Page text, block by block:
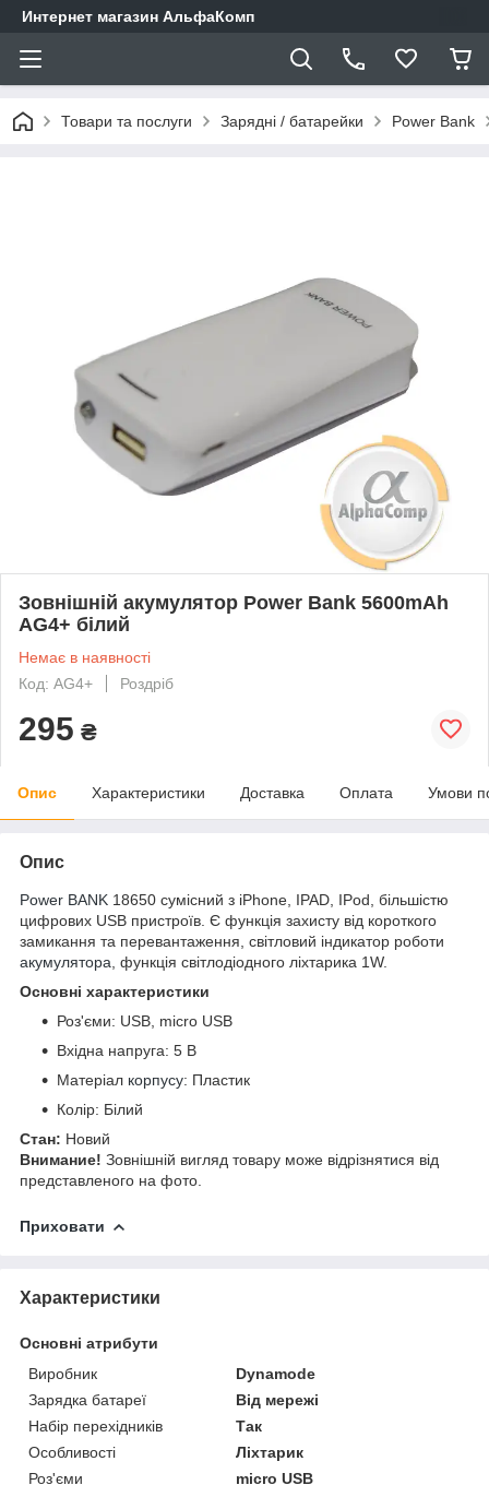
Интернет магазин АльфаКомп
Товари та послуги Зарядні / батарейки Power Bank
Зовнішній акумулятор Power Bank 5600mAh
AG4+ білий
Немає в наявності
Код: AG4+
Роздріб
295 ₴
Опис Характеристики Доставка Оплата Умови
Опис
Power BANK 18650 сумісний з iPhone, IPAD, IPod, більшістю
цифрових USB пристроїв. Є функція захисту від короткого
замикання та перевантаження, світловий індикатор роботи
акумулятора , функція світлодіодного ліхтарика 1W.
Основні характеристики
Роз'єми: USB, micro USB
Вхідна напруга: 5 В
Матеріал корпусу: Пластик
Колір: Білий
Стан: Новий
Внимание! Зовнішній вигляд товару може відрізнятися від
представленого на фото.
Приховати
Характеристики
Основні атрибути
Виробник
Dynamode
Зарядка батареї
Від мережі
Набір перехідників
Так
Особливості
Ліхтарик
Роз'єми
micro USB